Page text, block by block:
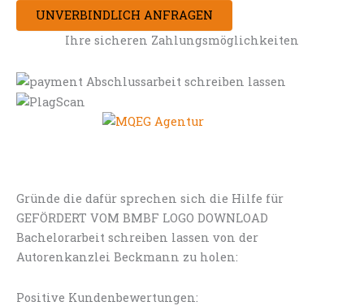
UNVERBINDLICH ANFRAGEN
Ihre sicheren Zahlungsmöglichkeiten
Gründe die dafür sprechen sich die Hilfe für
GEFÖRDERT VOM BMBF LOGO DOWNLOAD
Bachelorarbeit schreiben lassen von der
Autorenkanzlei Beckmann zu holen:
Positive Kundenbewertungen: